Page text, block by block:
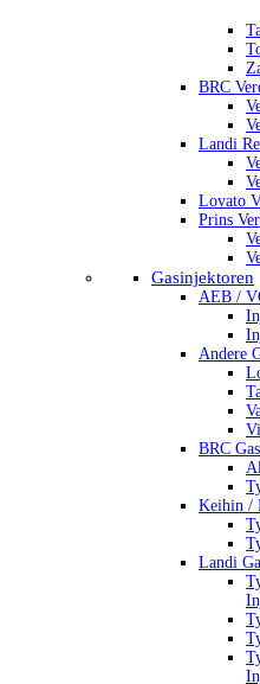
BRC
Landi
Lovato
Prins
Gasinjektoren
AEB /
Andere
BRC
Keihin /
Landi